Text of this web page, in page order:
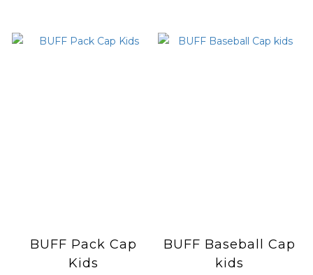
BUFF Pack Cap
Kids
BUFF Baseball Cap
kids